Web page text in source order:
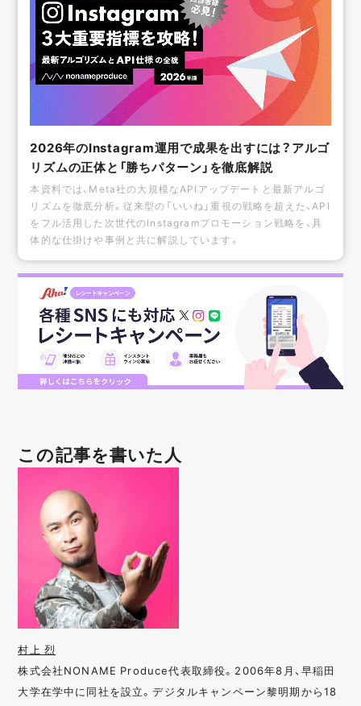
2026年のInstagram運用で成果を出すには？アルゴ
リズムの正体と「勝ちパターン」を徹底解説
本資料では、Meta社の大規模なAPIアップデートと最新アルゴ
リズムを徹底分析。従来型の「いいね」重視の戦略を超えた、API
をフル活用した次世代のInstagramプロモーション戦略を、具
体的な仕掛けや事例と共に解説しています。
この記事を書いた人
村上 烈
株式会社NONAME Produce代表取締役。2006年8月、早稲田
大学在学中に同社を設立。デジタルキャンペーン黎明期から18